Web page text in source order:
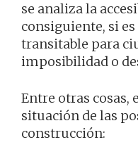
se analiza la
consiguiente, si
transitable para
imposibilidad o
Entre otras cosas,
situación de las
construcción: